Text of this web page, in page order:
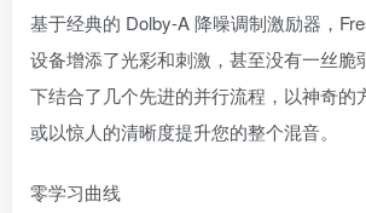
基于经典的 Dolby-A 降噪调制激励器，
设备增添了光彩和刺激，甚至没有一丝脆
下结合了几个先进的并行流程，以神奇的
或以惊人的清晰度提升您的整个混音。
零学习曲线